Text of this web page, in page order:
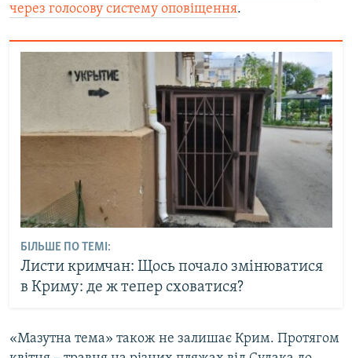
через голосову систему оповіщення.
БІЛЬШЕ ПО ТЕМІ:
Листи кримчан: Щось почало змінюватися
в Криму: де ж тепер сховатися?
«Мазутна тема» також не залишає Крим. Протягом